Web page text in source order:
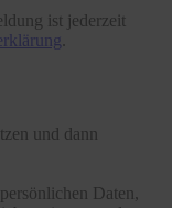
ist jederzeit
und dann
Daten,